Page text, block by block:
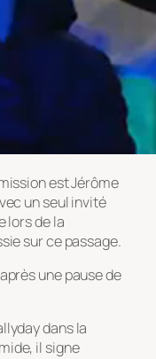
est Jérôme
un seul invité
lors de la
sur ce passage.
une pause de
dans la
il signe